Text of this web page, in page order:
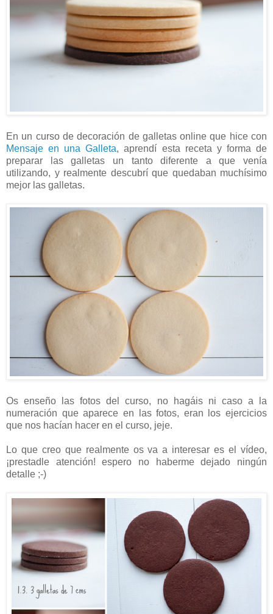
En un curso de decoración de galletas online que hice con
Mensaje en una Galleta, aprendí esta receta y forma de
preparar las galletas un tanto diferente a que venía
utilizando, y realmente descubrí que quedaban muchísimo
mejor las galletas.
Os enseño las fotos del curso, no hagáis ni caso a la
numeración que aparece en las fotos, eran los ejercicios
que nos hacían hacer en el curso, jeje.
Lo que creo que realmente os va a interesar es el vídeo,
¡prestadle atención! espero no haberme dejado ningún
detalle ;-)